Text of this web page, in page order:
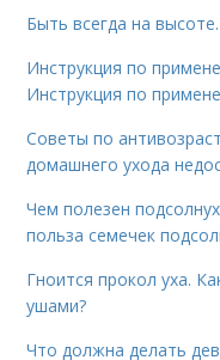
Быть всегда на
Инструкция по
Инструкция по
Советы по
домашнего ухода
Чем полезен
польза семечек
Гноится прокол уха.
ушами?
Что должна делать